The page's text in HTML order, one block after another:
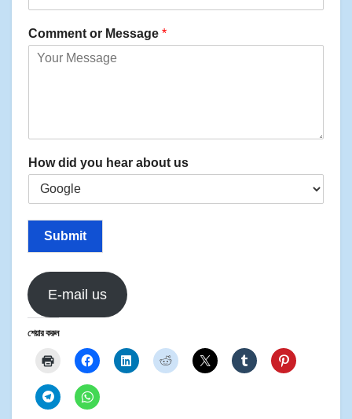
e
Comment or Message *
How did you hear about us
Submit
E-mail us
শেয়ার করুন